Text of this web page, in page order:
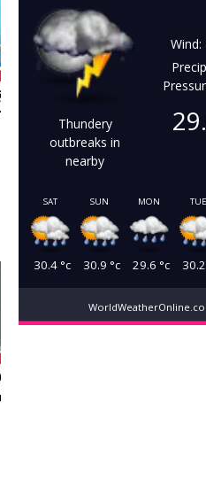
Thundery
outbreaks in
nearby
Wind:
SAT
30.4°c
SUN
30.9 °c
MON
29.6 °c
TUE
30.2